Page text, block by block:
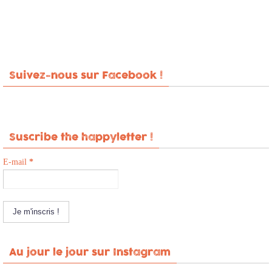
Suivez-nous sur Facebook !
Suscribe the happyletter !
E-mail *
Au jour le jour sur Instagram